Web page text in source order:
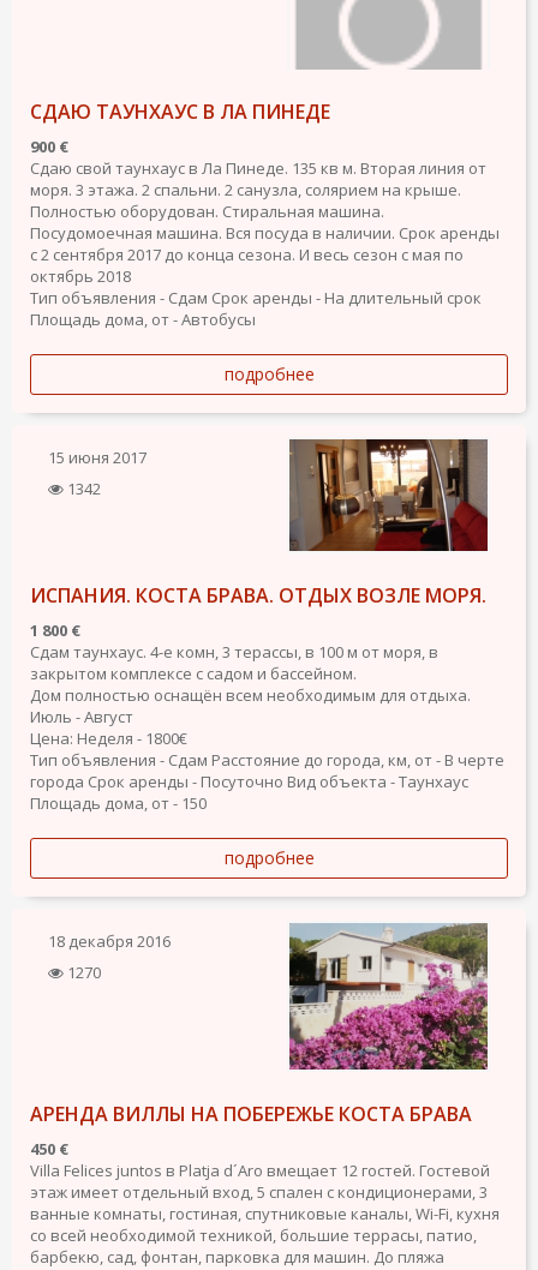
СДАЮ ТАУНХАУС В ЛА ПИНЕДЕ
900 €
Сдаю свой таунхаус в Ла Пинеде. 135 кв м. Вторая линия от
моря. 3 этажа. 2 спальни. 2 санузла, солярием на крыше.
Полностью оборудован. Стиральная машина.
Посудомоечная машина. Вся посуда в наличии. Срок аренды
с 2 сентября 2017 до конца сезона. И весь сезон с мая по
октябрь 2018
Тип объявления - Сдам Срок аренды - На длительный срок
Площадь дома, от - Автобусы
подробнее
15 июня 2017
1342
ИСПАНИЯ. КОСТА БРАВА. ОТДЫХ ВОЗЛЕ МОРЯ.
1 800 €
Сдам таунхаус. 4-е комн, 3 терассы, в 100 м от моря, в
закрытом комплексе с садом и бассейном.
Дом полностью оснащён всем необходимым для отдыха.
Июль - Август
Цена: Неделя - 1800€
Тип объявления - Сдам Расстояние до города, км, от - В черте
города Срок аренды - Посуточно Вид объекта - Таунхаус
Площадь дома, от - 150
подробнее
18 декабря 2016
1270
АРЕНДА ВИЛЛЫ НА ПОБЕРЕЖЬЕ КОСТА БРАВА
450 €
Villa Felices juntos в Platja d´Aro вмещает 12 гостей. Гостевой
этаж имеет отдельный вход, 5 спален с кондиционерами, 3
ванные комнаты, гостиная, спутниковые каналы, Wi-Fi, кухня
со всей необходимой техникой, большие террасы, патио,
барбекю, сад, фонтан, парковка для машин. До пляжа